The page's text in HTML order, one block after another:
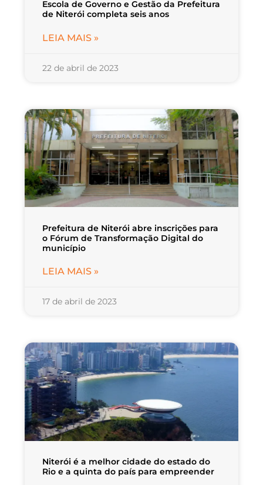
Escola de Governo e Gestão da Prefeitura
de Niterói completa seis anos
LEIA MAIS »
22 de abril de 2023
Prefeitura de Niterói abre inscrições para
o Fórum de Transformação Digital do
município
LEIA MAIS »
17 de abril de 2023
Niterói é a melhor cidade do estado do
Rio e a quinta do país para empreender